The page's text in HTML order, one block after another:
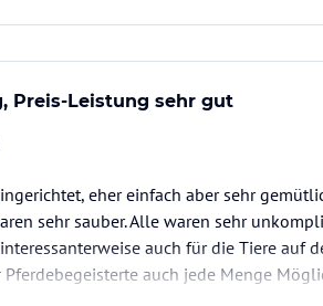
Preis-Leistung sehr gut
eher einfach aber sehr
sehr sauber. Alle waren sehr
auch für die Tiere auf
auch jede Menge